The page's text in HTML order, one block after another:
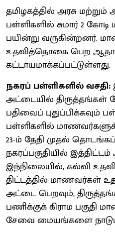
தமிழகத்தில் அரசு மற்றும்
பள்ளிகளில் சுமார் 2
பயின்று வருகின்றனர்.
உதவித்தொகை பெற
கட்டாயமாக்கப்பட்டுள்ளது.
நகரப் பள்ளிகளில் வசதி:
அட்டையில் திருத்தங்கள்
பதிவைப் புதுப்பிக்கவும்
பள்ளிகளில்
23-ம் தேதி முதல்
நகரப்பகுதியில்
இந்நிலையில், கல்வி
திட்டத்தில் மாணவர்கள்
அட்டை பெறவும்,
பணிக்குக் கிராம
சேவை மையங்களை